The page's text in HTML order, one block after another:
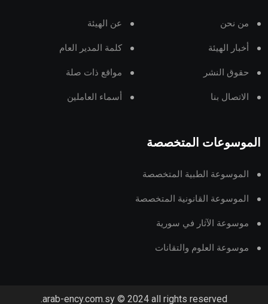
من نحن عن الهيئة
أخبار الهيئة كلمة المدير العام
حقوق النشر مواقع ذات صلة
الاتصال بنا أسماء العاملين
الموسوعات المتخصصة
الموسوعة الطبية المتخصصة
الموسوعة القانونية المتخصصة
موسوعة الآثار في سورية
موسوعة العلوم والتقانات
arab-ency.com.sy © 2024 all rights reserved.